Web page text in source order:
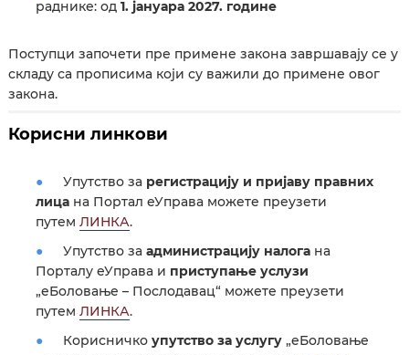
раднике: од 1. јануара 2027. године
Поступци започети пре примене закона завршавају се у
складу са прописима који су важили до примене овог
закона.
Корисни линкови
Упутство за регистрацију и пријаву правних
лица на Портал еУправа можете преузети
путем ЛИНКА.
Упутство за администрацију налога на
Порталу еУправа и приступање услузи
„еБоловање – Послодавац“ можете преузети
путем ЛИНКА.
Корисничко упутство за услугу „еБоловање